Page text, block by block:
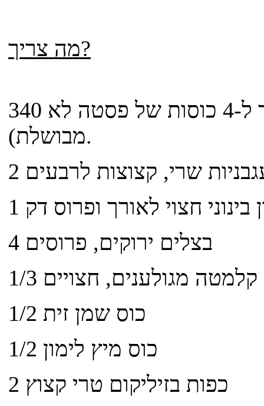
מה צריך?
340 גרם פסטה פנה (שווה ערך ל-4 כוסות של פסטה לא
מבושלת).
שרי, קצוצות לרבעים
בינוני חצוי לאורך ופרוס דק
4 בצלים ירוקים, פרוסים
קלמטה מגולענים, חצויים
1/2 כוס שמן זית
1/2 כוס מיץ לימון
2 כפות בזיליקום טרי קצוץ